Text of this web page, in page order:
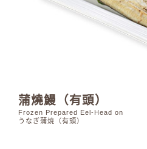
蒲燒鰻（有頭）
Frozen Prepared Eel-Head on
うなぎ蒲焼（有頭）